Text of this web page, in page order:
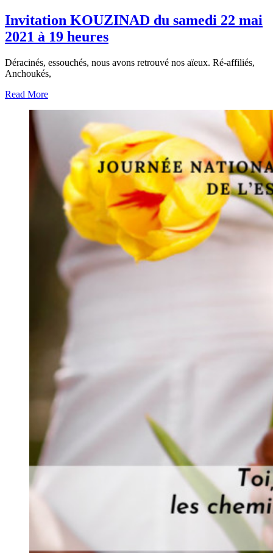
Invitation KOUZINAD du samedi 22 mai
2021 à 19 heures
Déracinés, essouchés, nous avons retrouvé nos aïeux. Ré-affiliés,
Anchoukés,
Read More